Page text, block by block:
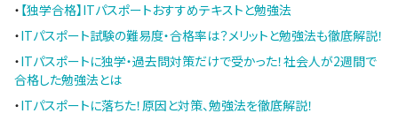
・ 【独学合格】ITパスポートおすすめテキストと勉強法
・ITパスポート試験の難易度・合格率は？メリットと勉強法も徹底解説！
・ITパスポートに独学・過去問対策だけで受かった！社会人が2週間で
合格した勉強法とは
・ITパスポートに落ちた！原因と対策、勉強法を徹底解説！